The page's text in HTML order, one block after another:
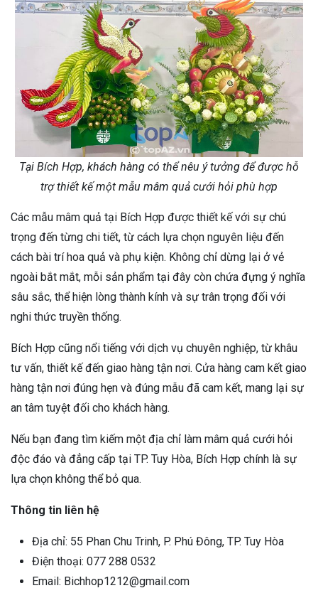
Tại Bích Hợp, khách hàng có thể nêu ý tưởng để được hỗ
trợ thiết kế một mẫu mâm quả cưới hỏi phù hợp
Các mẫu mâm quả tại Bích Hợp được thiết kế với sự chú
trọng đến từng chi tiết, từ cách lựa chọn nguyên liệu đến
cách bài trí hoa quả và phụ kiện. Không chỉ dừng lại ở vẻ
ngoài bắt mắt, mỗi sản phẩm tại đây còn chứa đựng ý nghĩa
sâu sắc, thể hiện lòng thành kính và sự trân trọng đối với
nghi thức truyền thống.
Bích Hợp cũng nổi tiếng với dịch vụ chuyên nghiệp, từ khâu
tư vấn, thiết kế đến giao hàng tận nơi. Cửa hàng cam kết giao
hàng tận nơi đúng hẹn và đúng mẫu đã cam kết, mang lại sự
an tâm tuyệt đối cho khách hàng.
Nếu bạn đang tìm kiếm một địa chỉ làm mâm quả cưới hỏi
độc đáo và đẳng cấp tại TP. Tuy Hòa, Bích Hợp chính là sự
lựa chọn không thể bỏ qua.
Thông tin liên hệ
Địa chỉ: 55 Phan Chu Trinh, P. Phú Đông, TP. Tuy Hòa
Điện thoại: 077 288 0532
Email: Bichhop1212@gmail.com